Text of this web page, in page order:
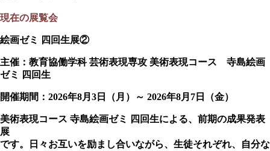
現在の展覧会
絵画ゼミ 四回生展②
主催：教育協働学科 芸術表現専攻 美術表現コース 寺島絵画
ゼミ 四回生
開催期間：2026年8月3日（月）～ 2026年8月7日（金）
美術表現コース 寺島絵画ゼミ 四回生による、前期の成果発表
展
です。日々お互いを励まし合いながら、生徒それぞれ、自分な